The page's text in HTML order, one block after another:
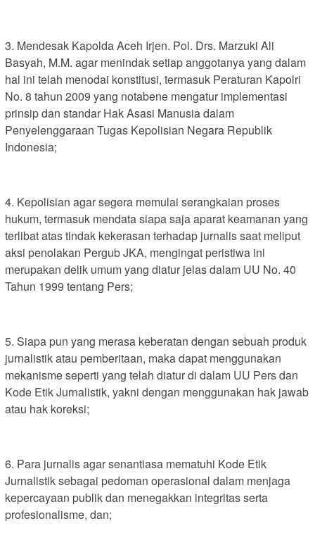
3. Mendesak Kapolda Aceh Irjen. Pol. Drs. Marzuki Ali
Basyah, M.M. agar menindak setiap anggotanya yang dalam
hal ini telah menodai konstitusi, termasuk Peraturan Kapolri
No. 8 tahun 2009 yang notabene mengatur implementasi
prinsip dan standar Hak Asasi Manusia dalam
Penyelenggaraan Tugas Kepolisian Negara Republik
Indonesia;
4. Kepolisian agar segera memulai serangkaian proses
hukum, termasuk mendata siapa saja aparat keamanan yang
terlibat atas tindak kekerasan terhadap jurnalis saat meliput
aksi penolakan Pergub JKA, mengingat peristiwa ini
merupakan delik umum yang diatur jelas dalam UU No. 40
Tahun 1999 tentang Pers;
5. Siapa pun yang merasa keberatan dengan sebuah produk
jurnalistik atau pemberitaan, maka dapat menggunakan
mekanisme seperti yang telah diatur di dalam UU Pers dan
Kode Etik Jurnalistik, yakni dengan menggunakan hak jawab
atau hak koreksi;
6. Para jurnalis agar senantiasa mematuhi Kode Etik
Jurnalistik sebagai pedoman operasional dalam menjaga
kepercayaan publik dan menegakkan integritas serta
profesionalisme, dan;